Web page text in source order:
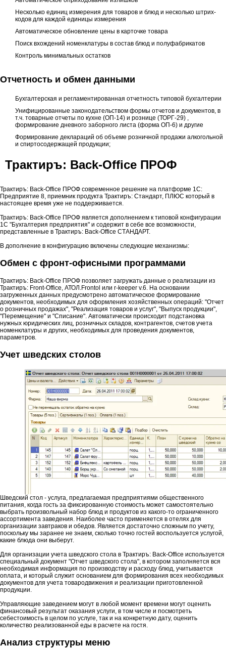
Несколько единиц измерения для товаров и блюд и несколько штрих-
кодов для каждой единицы измерения
Автоматическое обновление цены в карточке товара
Поиск вхождений номенклатуры в состав блюд и полуфабрикатов
Контроль минимальных остатков
Отчетность и обмен данными
Бухгалтерская и регламентированная отчетность типовой бухгалтерии
Унифицированные законодательством формы отчетов и документов, в
т.ч. товарные отчеты по кухне (ОП-14) и рознице (ТОРГ-29) ,
формирование дневного заборного листа (форма ОП-6) и другие
Формирование деклараций об объеме розничной продажи алкогольной
и спиртосодержащей продукции;
Трактиръ: Back-Office ПРОФ
Трактиръ: Back-Office ПРОФ современное решение на платформе 1С:
Предприятие 8, приемник продукта Трактиръ: Стандарт, ПЛЮС который в
настоящее время уже не поддерживается.
Трактиръ: Back-Office ПРОФ является дополнением к типовой конфигурации
1С "Бухгалтерия предприятия" и содержит в себе все возможности,
представленные в Трактиръ: Back-Office СТАНДАРТ.
В дополнение в конфигурацию включены следующие механизмы:
Обмен с фронт-офисными программами
Трактиръ: Back-Office ПРОФ позволяет загружать данные о реализации из
Трактиръ: Front-Office, АТОЛ.Frontol или r-keeper v.6. На основании
загруженных данных предусмотрено автоматическое формирование
документов, необходимых для оформления хозяйственных операций: "Отчет
о розничных продажах", "Реализация товаров и услуг", "Выпуск продукции",
"Перемещение" и "Списание". Автоматически происходит подстановка
нужных юридических лиц, розничных складов, контрагентов, счетов учета
номенклатуры и других, необходимых для проведения документов,
параметров.
Учет шведских столов
Шведский стол - услуга, предлагаемая предприятиями общественного
питания, когда гость за фиксированную стоимость может самостоятельно
выбрать произвольный набор блюд и продуктов из какого-то ограниченного
ассортимента заведения. Наиболее часто применяется в отелях для
организации завтраков и обедов. Является достаточно сложным по учету,
поскольку мы заранее не знаем, сколько точно гостей воспользуется услугой,
какие блюда они выберут.
Для организации учета шведского стола в Трактиръ: Back-Office используется
специальный документ "Отчет шведского стола", в котором заполняется вся
необходимая информация по производству и расходу блюд, учитывается
оплата, и который служит основанием для формирования всех необходимых
документов для учета товародвижения и реализации приготовленной
продукции.
Управляющие заведением могут в любой момент времени могут оценить
финансовый результат оказания услуги, в том числе и посмотреть
себестоимость в целом по услуге, так и на конкретную дату, оценить
количество реализованной еды в расчете на гостя.
Анализ структуры меню